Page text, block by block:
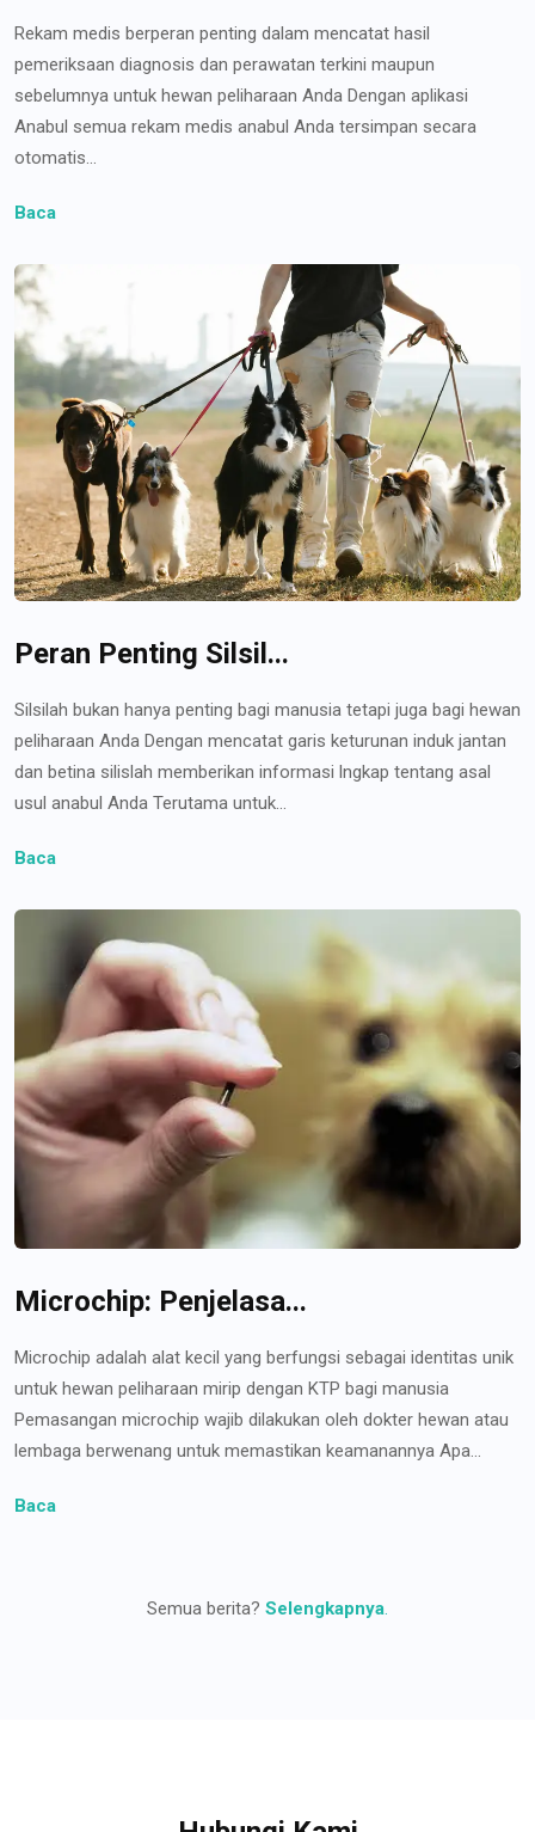
Rekam medis berperan penting dalam mencatat hasil
pemeriksaan diagnosis dan perawatan terkini maupun
sebelumnya untuk hewan peliharaan Anda Dengan aplikasi
Anabul semua rekam medis anabul Anda tersimpan secara
otomatis...
Baca
Peran Penting Silsil...
Silsilah bukan hanya penting bagi manusia tetapi juga bagi hewan
peliharaan Anda Dengan mencatat garis keturunan induk jantan
dan betina silislah memberikan informasi lngkap tentang asal
usul anabul Anda Terutama untuk...
Baca
Microchip: Penjelasa...
Microchip adalah alat kecil yang berfungsi sebagai identitas unik
untuk hewan peliharaan mirip dengan KTP bagi manusia
Pemasangan microchip wajib dilakukan oleh dokter hewan atau
lembaga berwenang untuk memastikan keamanannya Apa...
Baca
Semua berita? Selengkapnya.